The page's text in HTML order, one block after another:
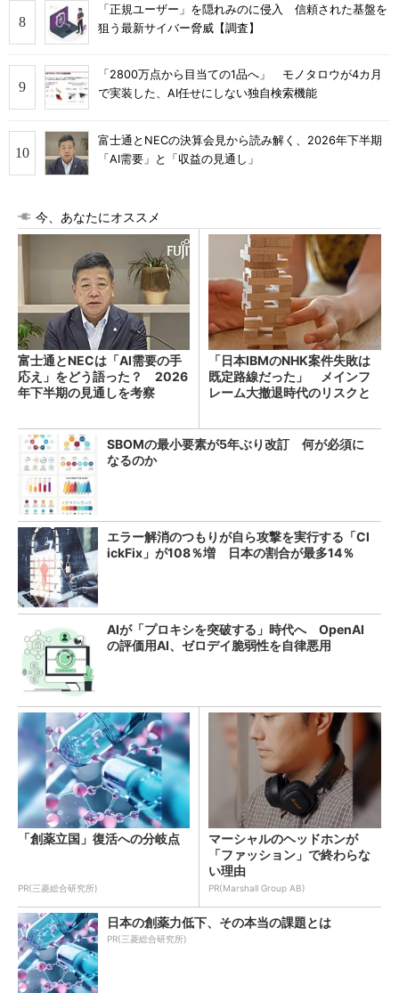
「正規ユーザー」を隠れみのに侵入 信頼された基盤を
狙う最新サイバー脅威【調査】
「2800万点から目当ての1品へ」 モノタロウが4カ月
で実装した、AI任せにしない独自検索機能
富士通とNECの決算会見から読み解く、2026年下半期
「AI需要」と「収益の見通し」
今、あなたにオススメ
富士通とNECは「AI需要の手
応え」をどう語った？ 2026
年下半期の見通しを考察
「日本IBMのNHK案件失敗は
既定路線だった」 メインフ
レーム大撤退時代のリスクと
SBOMの最小要素が5年ぶり改訂 何が必須に
なるのか
エラー解消のつもりが自ら攻撃を実行する「Cl
ickFix」が108％増 日本の割合が最多14％
AIが「プロキシを突破する」時代へ OpenAI
の評価用AI、ゼロデイ脆弱性を自律悪用
「創薬立国」復活への分岐点
PR(三菱総合研究所)
マーシャルのヘッドホンが
「ファッション」で終わらな
い理由
PR(Marshall Group AB)
日本の創薬力低下、その本当の課題とは
PR(三菱総合研究所)